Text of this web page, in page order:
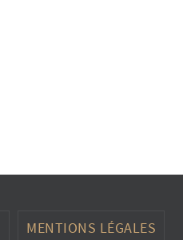
MENTIONS LÉGALES